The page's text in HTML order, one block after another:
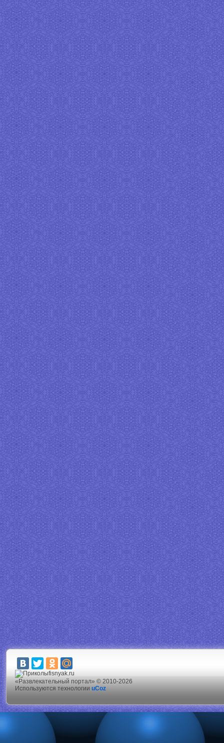
fisnyak.ru
«Развлекательный портал» © 2010-2026
Используются технологии uCoz